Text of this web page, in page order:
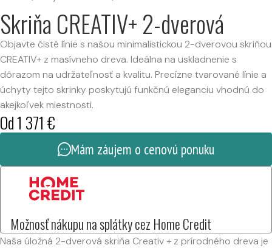
Skriňa CREATIV+ 2-dverová
Objavte čisté línie s našou minimalistickou 2-dverovou skriňou
CREATIV+ z masívneho dreva. Ideálna na uskladnenie s
dôrazom na udržateľnosť a kvalitu. Precízne tvarované línie a
úchyty tejto skrinky poskytujú funkčnú eleganciu vhodnú do
akejkoľvek miestnosti.
Od1 371 €
Mám záujem o cenovú ponuku
Možnosť nákupu na splátky cez Home Credit
Naša úložná 2-dverová skriňa Creativ + z prírodného dreva je